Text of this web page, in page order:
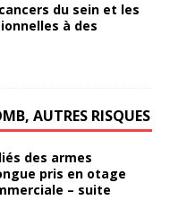
du sein et les
à des
AUTRES RISQUES
des armes
pris en otage
– suite